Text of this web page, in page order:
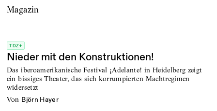
Magazin
TDZ+
Nieder mit den Konstruktionen!
Das iberoamerikanische Festival ¡Adelante! in Heidelberg zeigt
ein bissiges Theater, das sich korrumpierten Machtregimen
widersetzt
von Björn Hayer